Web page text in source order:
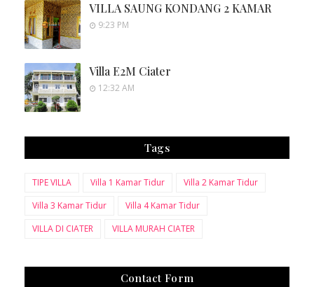
VILLA SAUNG KONDANG 2 KAMAR
9:23 PM
Villa E2M Ciater
12:32 AM
Tags
TIPE VILLA Villa 1 Kamar Tidur
Villa 2 Kamar Tidur
Villa 3 Kamar Tidur
Villa 4 Kamar Tidur
VILLA DI CIATER
VILLA MURAH CIATER
Contact Form